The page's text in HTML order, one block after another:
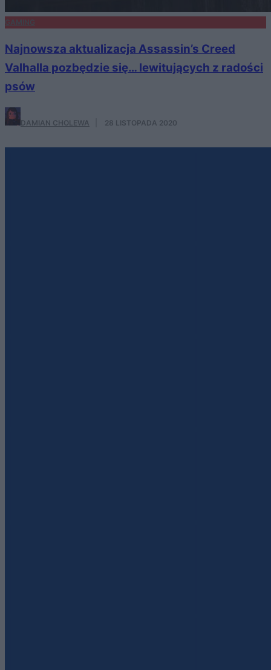
Najnowsza aktualizacja Assassin’s Creed
Valhalla pozbędzie się… lewitujących z radości
psów
DAMIAN CHOLEWA 28 LISTOPADA 2020